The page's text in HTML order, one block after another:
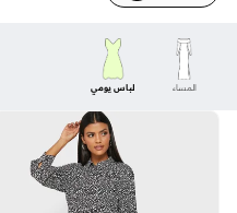
المساء لباس يومي